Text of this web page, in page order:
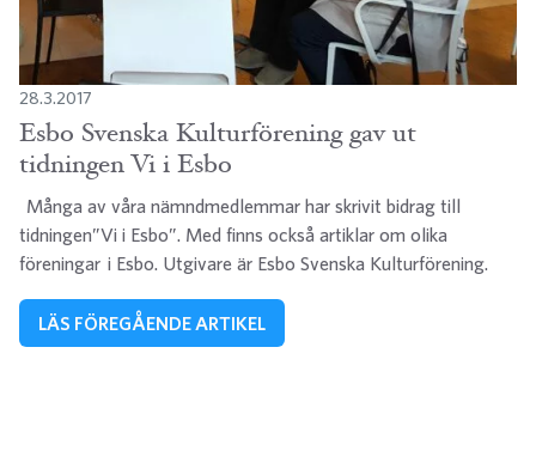
28.3.2017
Esbo Svenska Kulturförening gav ut
tidningen Vi i Esbo
Många av våra nämndmedlemmar har skrivit bidrag till
tidningen”Vi i Esbo”. Med finns också artiklar om olika
föreningar i Esbo. Utgivare är Esbo Svenska Kulturförening.
LÄS FÖREGÅENDE ARTIKEL